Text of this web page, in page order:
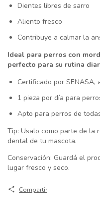
Dientes libres de sarro
Aliento fresco
Contribuye a calmar la
Ideal para perros con
perfecto para su rutina
Certificado por SENASA,
1 pieza por día para
Apto para perros de
Tip: Usalo como parte de la
dental de tu mascota.
Conservación: Guardá el
lugar fresco y seco.
Compartir